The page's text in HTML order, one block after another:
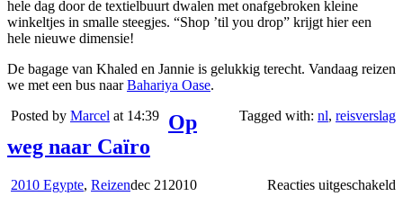
hele dag door de textielbuurt dwalen met onafgebroken kleine
winkeltjes in smalle steegjes. “Shop ’til you drop” krijgt hier een
hele nieuwe dimensie!
De bagage van Khaled en Jannie is gelukkig terecht. Vandaag reizen
we met een bus naarBahariya Oase.
Posted by Marcel at 14:39 Tagged with: nl, reisverslag
Op
weg naar Caïro
2010 Egypte, Reizen Reacties uitgeschakeld
dec 21 2010